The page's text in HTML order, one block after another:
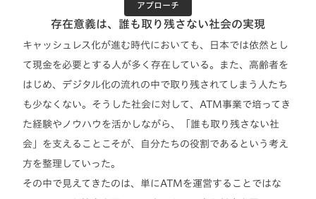
アプローチ
存在意義は、誰も取り残さない社会の実現
キャッシュレス化が進む時代においても、日本では依然とし
て現金を必要とする人が多く存在している。また、高齢者を
はじめ、デジタル化の流れの中で取り残されてしまう人たち
も少なくない。そうした社会に対して、ATM事業で培ってき
た経験やノウハウを活かしながら、「誰も取り残さない社
会」を支えることこそが、自分たちの役割であるという考え
方を整理していった。
その中で見えてきたのは、単にATMを運営することではな